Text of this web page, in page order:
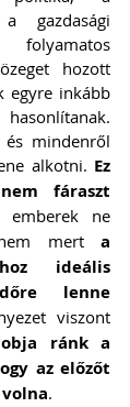
gazdasági
hozott
egyre inkább
mindenről
alkotni. Ez
fáraszt
ne
mert a
ideális
lenne
ránk a
az előzőt
.